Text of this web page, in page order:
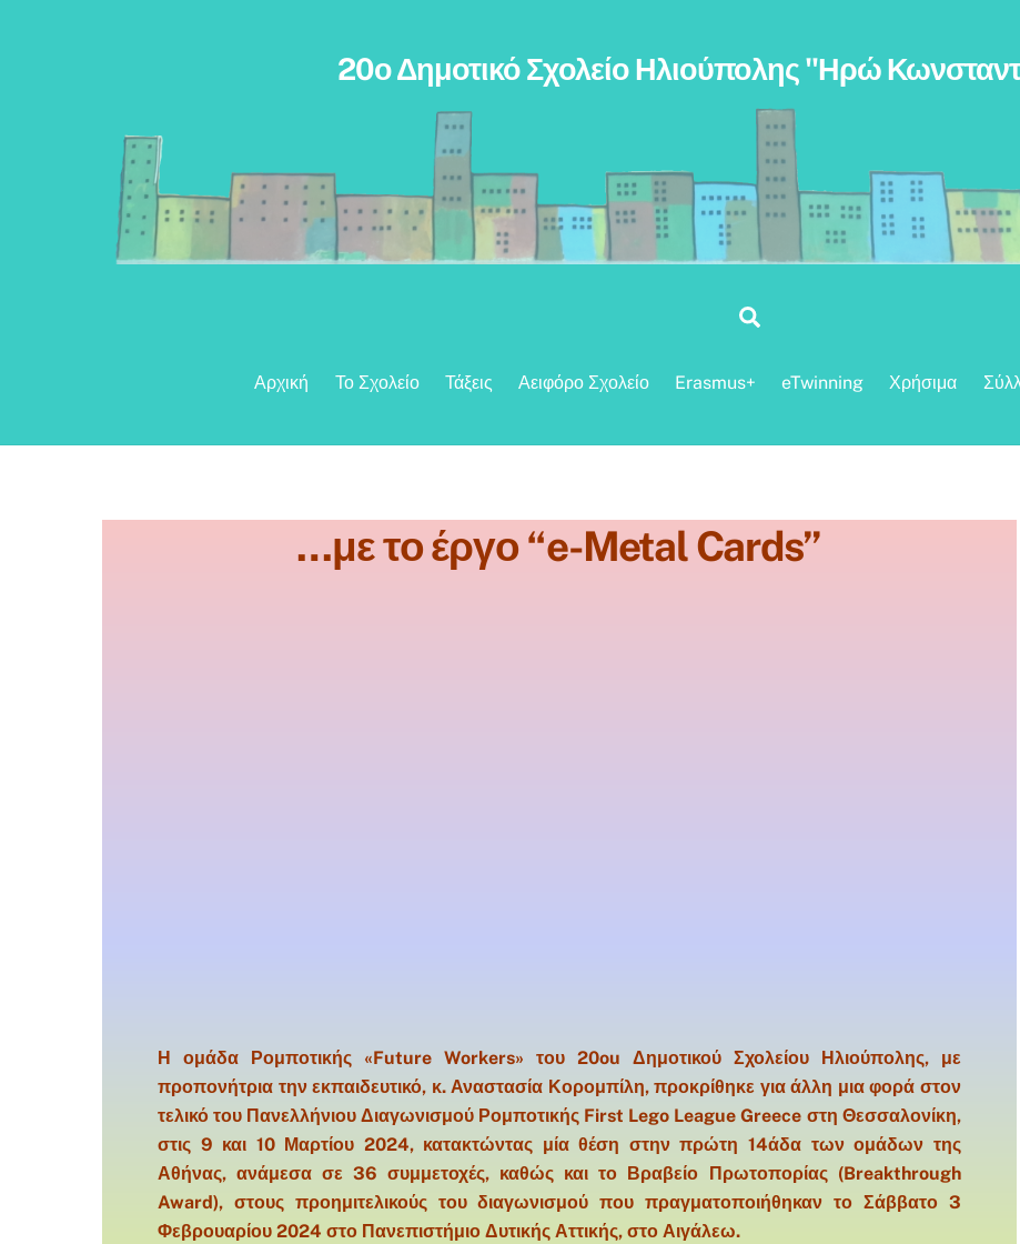
20ο Δημοτικό Σχολείο Ηλιούπολης "Ηρώ
Αρχική Το Σχολείο Τάξεις Αειφόρο Σχολείο Erasmus+ eTwinning Χρήσιμα
…με το έργο “e-Metal Cards”
Η ομάδα Ρομποτικής «Future Workers» του 20ou Δημοτικού Σχολείου Ηλιούπολης, με
προπονήτρια την εκπαιδευτικό, κ. Αναστασία Κορομπίλη, προκρίθηκε για άλλη μια φορά στον
τελικό του Πανελλήνιου Διαγωνισμού Ρομποτικής First Lego League Greece στη Θεσσαλονίκη,
στις 9 και 10 Μαρτίου 2024, κατακτώντας μία θέση στην πρώτη 14άδα των ομάδων της
Αθήνας, ανάμεσα σε 36 συμμετοχές, καθώς και το Βραβείο Πρωτοπορίας (Breakthrough
Award), στους προημιτελικούς του διαγωνισμού που πραγματοποιήθηκαν το Σάββατο 3
Φεβρουαρίου 2024 στο Πανεπιστήμιο Δυτικής Αττικής, στο Αιγάλεω.